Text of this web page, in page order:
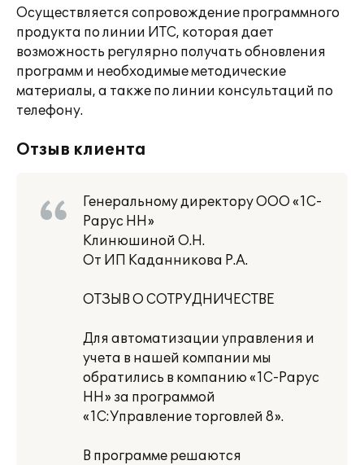
Осуществляется сопровождение программного
продукта по линии ИТС, которая дает
возможность регулярно получать обновления
программ и необходимые методические
материалы, а также по линии консультаций по
телефону.
Отзыв клиента
Генеральному директору ООО «1С-
Рарус НН»
Клинюшиной О.Н.
От ИП Каданникова Р.А.
ОТЗЫВ О СОТРУДНИЧЕСТВЕ
Для автоматизации управления и
учета в нашей компании мы
обратились в компанию «1С-Рарус
НН» за программой
«1С:Управление торговлей 8».
В программе решаются